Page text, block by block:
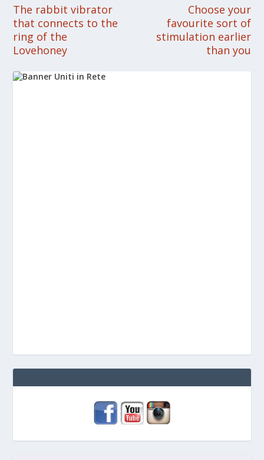
The rabbit vibrator
that connects to the
ring of the
Lovehoney
Choose your
favourite sort of
stimulation earlier
than you